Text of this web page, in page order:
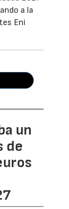
a la
Eni
un
de